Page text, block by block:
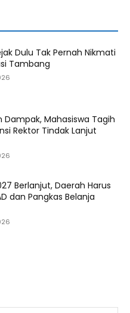
Dulu Tak Pernah Nikmati
Tambang
Dampak, Mahasiswa Tagih
Rektor Tindak Lanjut
Berlanjut, Daerah Harus
dan Pangkas Belanja